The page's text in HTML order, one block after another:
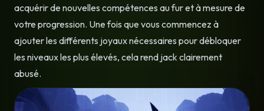
acquérir de nouvelles compétences au fur et à mesure de
votre progression. Une fois que vous commencez à
ajouter les différents joyaux nécessaires pour débloquer
les niveaux les plus élevés, cela rend jack clairement
abusé.